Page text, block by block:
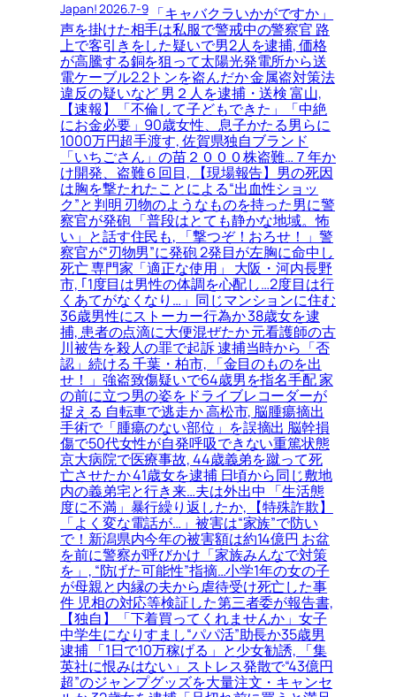
Japan! 2026.7-9「キャバクラいかがですか」
声を掛けた相手は私服で警戒中の警察官 路
上で客引きをした疑いで男2人を逮捕, 価格
が高騰する銅を狙って太陽光発電所から送
電ケーブル2.2トンを盗んだか 金属盗対策法
違反の疑いなど 男２人を逮捕・送検 富山,
【速報】「不倫して子どもできた」「中絶
にお金必要」90歳女性、息子かたる男らに
1000万円超手渡す, 佐賀県独自ブランド
「いちごさん」の苗２０００株盗難…７年か
け開発、盗難６回目, 【現場報告】男の死因
は胸を撃たれたことによる“出血性ショッ
ク”と判明 刃物のようなものを持った男に警
察官が発砲 「普段はとても静かな地域。怖
い」と話す住民も, 「撃つぞ！おろせ！」警
察官が“刃物男”に発砲 2発目が左胸に命中し
死亡 専門家「適正な使用」 大阪・河内長野
市, ｢1度目は男性の体調を心配し…2度目は行
くあてがなくなり…」同じマンションに住む
36歳男性にストーカー行為か 38歳女を逮
捕, 患者の点滴に大便混ぜたか 元看護師の古
川被告を殺人の罪で起訴 逮捕当時から「否
認」続ける 千葉・柏市, 「金目のものを出
せ！」強盗致傷疑いで64歳男を指名手配 家
の前に立つ男の姿をドライブレコーダーが
捉える 自転車で逃走か 高松市, 脳腫瘍摘出
手術で「腫瘍のない部位」を誤摘出 脳幹損
傷で50代女性が自発呼吸できない重篤状態
京大病院で医療事故, 44歳義弟を蹴って死
亡させたか 41歳女を逮捕 日頃から同じ敷地
内の義弟宅と行き来…夫は外出中 「生活態
度に不満」暴行繰り返したか, 【特殊詐欺】
「よく変な電話が…」被害は“家族”で防い
で！新潟県内今年の被害額は約14億円 お盆
を前に警察が呼びかけ「家族みんなで対策
を」, “防げた可能性”指摘…小学1年の女の子
が母親と内縁の夫から虐待受け死亡した事
件 児相の対応等検証した第三者委が報告書,
【独自】「下着買ってくれませんか」女子
中学生になりすまし“パパ活”助長か35歳男
逮捕 「1日で10万稼げる」と少女勧誘, 「集
英社に恨みはない」ストレス発散で“43億円
超”のジャンプグッズを大量注文・キャンセ